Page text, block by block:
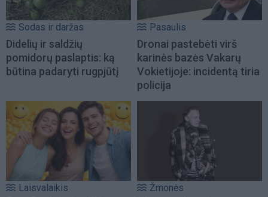
Sodas ir daržas
Didelių ir saldžių
pomidorų paslaptis: ką
būtina padaryti rugpjūtį
Pasaulis
Dronai pastebėti virš
karinės bazės Vakarų
Vokietijoje: incidentą tiria
policija
Laisvalaikis Žmonės